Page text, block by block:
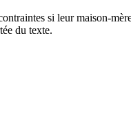
si leur maison-
du texte.